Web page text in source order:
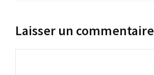
Laisser un commentaire